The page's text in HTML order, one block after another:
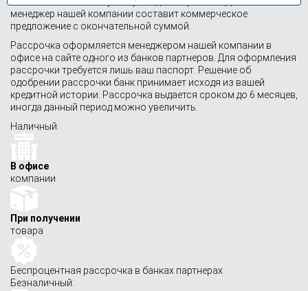
менеджер нашей компании составит коммерческое
предложение с окончательной суммой.
Рассрочка оформляется менеджером нашей компании в
офисе на сайте одного из банков партнеров. Для оформления
рассрочки требуется лишь ваш паспорт. Решение об
одобрении рассрочки банк принимает исходя из вашей
кредитной истории. Рассрочка выдается сроком до 6 месяцев,
иногда данный период можно увеличить.
Наличный:
В офисе
компании
При получении
товара
Беспроцентная рассрочка в банках партнерах
Безналичный: